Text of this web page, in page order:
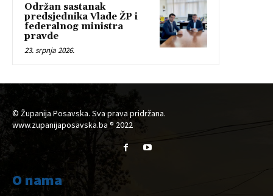
Održan sastanak
predsjednika Vlade ŽP i
federalnog ministra
pravde
23. srpnja 2026.
© Županija Posavska. Sva prava pridržana.
www.zupanijaposavska.ba ® 2022
O nama